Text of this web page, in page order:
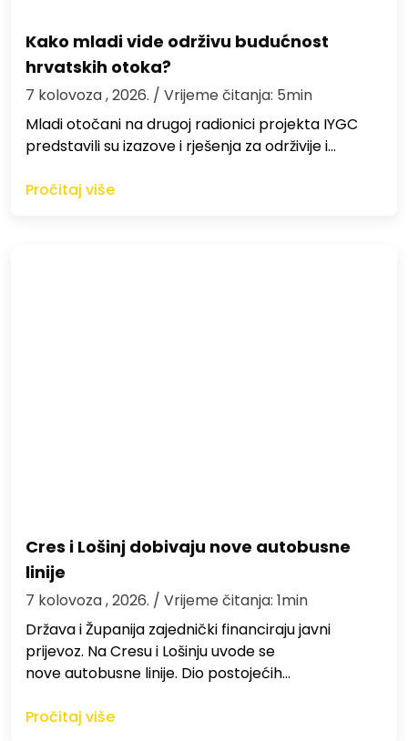
Kako mladi vide održivu budućnost
hrvatskih otoka?
7 kolovoza , 2026. / Vrijeme čitanja: 5min
Mladi otočani na drugoj radionici projekta IYGC
predstavili su izazove i rješenja za održivije i…
Pročitaj više
Cres i Lošinj dobivaju nove autobusne
linije
7 kolovoza , 2026. / Vrijeme čitanja: 1min
Država i Županija zajednički financiraju javni
prijevoz. Na Cresu i Lošinju uvode se
nove autobusne linije. Dio postojećih…
Pročitaj više